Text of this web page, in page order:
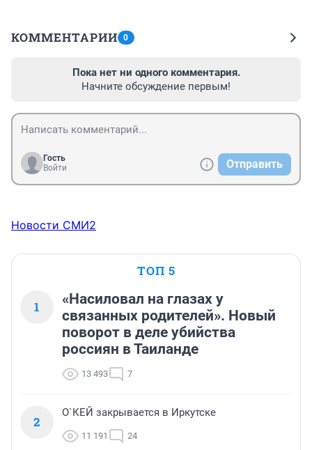
КОММЕНТАРИИ 0
Пока нет ни одного комментария.
Начните обсуждение первым!
Гость
Войти
Отправить
Новости СМИ2
ТОП 5
1
«Насиловал на глазах у
связанных родителей». Новый
поворот в деле убийства
россиян в Таиланде
13 493 7
2
О`КЕЙ закрывается в Иркутске
11 191 24